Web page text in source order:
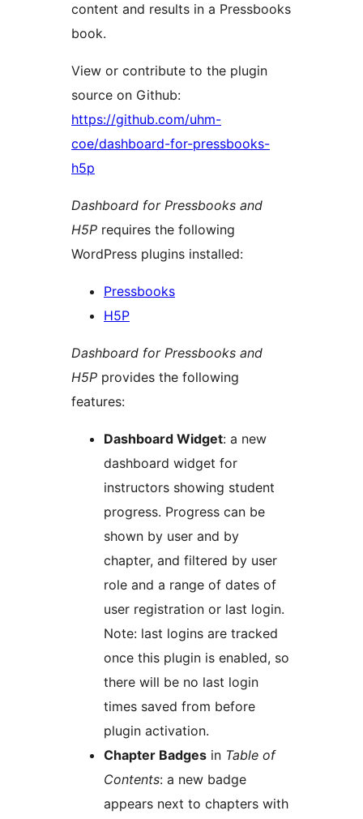
content and results in a Pressbooks
book.
View or contribute to the plugin
source on Github:
https://github.com/uhm-
coe/dashboard-for-pressbooks-
h5p
Dashboard for Pressbooks and
H5P requires the following
WordPress plugins installed:
Pressbooks
H5P
Dashboard for Pressbooks and
H5P provides the following
features:
Dashboard Widget: a new
dashboard widget for
instructors showing student
progress. Progress can be
shown by user and by
chapter, and filtered by user
role and a range of dates of
user registration or last login.
Note: last logins are tracked
once this plugin is enabled, so
there will be no last login
times saved from before
plugin activation.
Chapter Badges in Table of
Contents: a new badge
appears next to chapters with